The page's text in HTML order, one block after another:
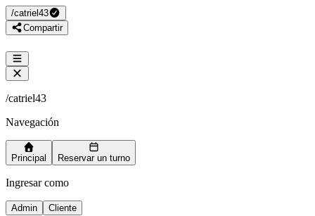
/catriel43
Compartir
/catriel43
Navegación
Principal Reservar un turno
Ingresar como
Admin Cliente